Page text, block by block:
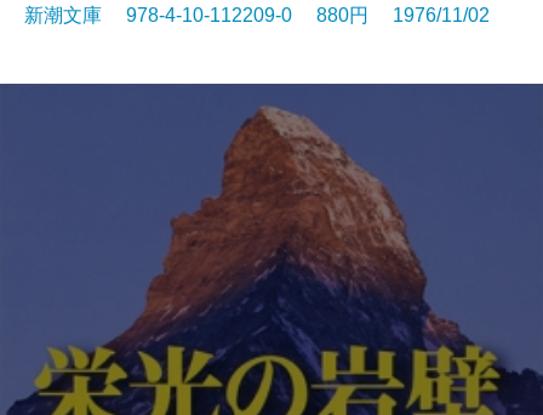
新潮文庫 978-4-10-112209-0 880円 1976/11/02